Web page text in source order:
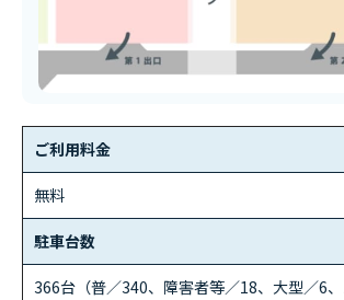
ご利用料金
無料
駐車台数
366台（普／340、障害者等／18、大型／6、